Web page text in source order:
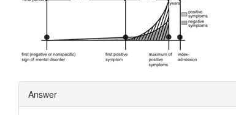
Answer